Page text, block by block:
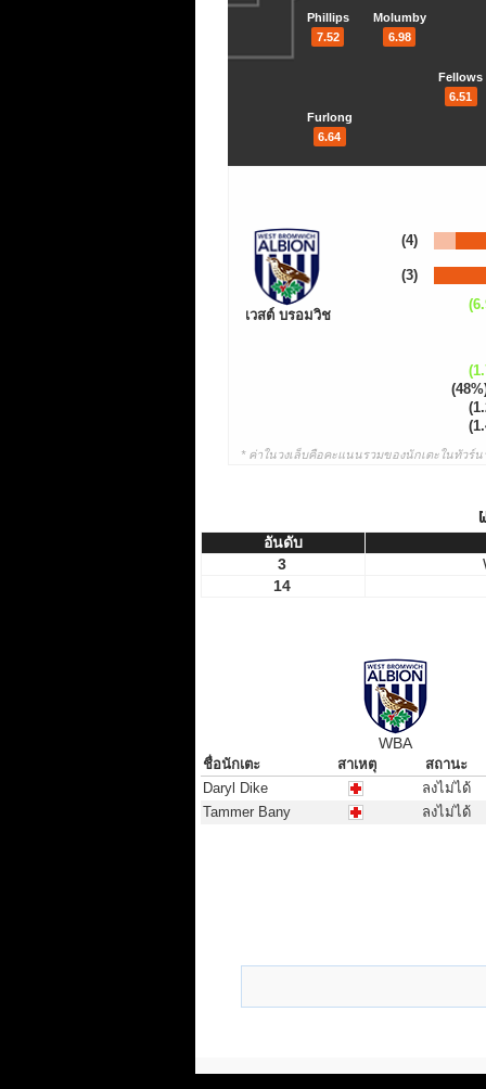
Phillips
7.52
Furlong
6.64
Molumby
6.98
Fellows
6.51
เวสต์ บรอมวิช
(4)
(3)
* ค่าในวงเล็บคือคะแนนรวมของนักเตะในทัวร์
อันดับ
3
14
อันดับ
WBA
ชื่อนักเตะ สาเหตุ
สถานะ
Daryl Dike
ลงไม่ได้
Tammer Bany
ลงไม่ได้
ชื่อนักเตะ สาเหตุ สถานะ